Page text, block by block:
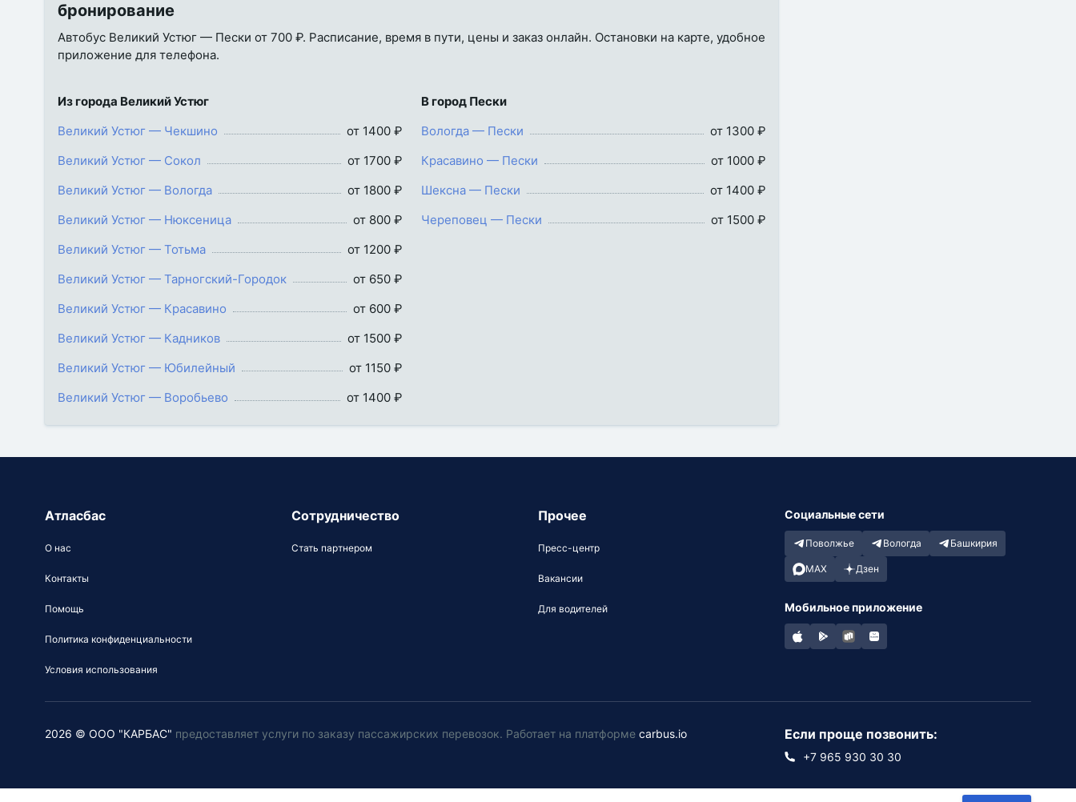
бронирование
Автобус Великий Устюг — Пески от 700 ₽. Расписание, время в пути, цены и заказ онлайн. Остановки на карте, удобное
приложение для телефона.
Из города Великий Устюг
Великий Устюг — Чекшино
от 1400 ₽
Великий Устюг — Сокол
от 1700 ₽
Великий Устюг — Вологда
от 1800 ₽
Великий Устюг — Нюксеница
от 800 ₽
Великий Устюг — Тотьма
от 1200 ₽
Великий Устюг — Тарногский-Городок
от 650 ₽
Великий Устюг — Красавино
от 600 ₽
Великий Устюг — Кадников
от 1500 ₽
Великий Устюг — Юбилейный
от 1150 ₽
Великий Устюг — Воробьево
от 1400 ₽
В город Пески
Вологда — Пески
от 1300 ₽
Красавино — Пески
от 1000 ₽
Шексна — Пески
от 1400 ₽
Череповец — Пески
от 1500 ₽
Атласбас
О нас
Контакты
Помощь
Политика конфиденциальности
Условия использования
Сотрудничество
Стать партнером
Прочее
Пресс-центр
Вакансии
Для водителей
Социальные сети
Поволжье Вологда Башкирия
MAX Дзен
Мобильное приложение
2026 © ООО "КАРБАС" предоставляет услуги по заказу пассажирских перевозок. Работает на платформе carbus.io Если проще позвонить:
+7 965 930 30 30